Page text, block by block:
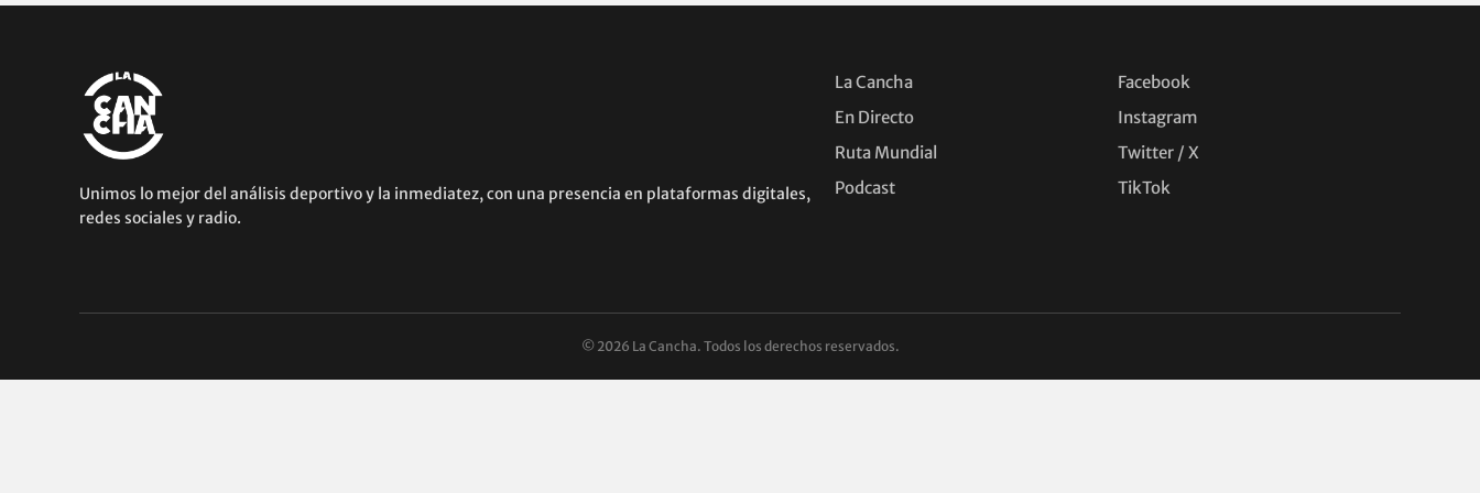
Unimos lo mejor del análisis deportivo y la inmediatez, con una presencia en plataformas digitales,
redes sociales y radio.
La Cancha
En Directo
Ruta Mundial
Podcast
Facebook
Instagram
Twitter / X
TikTok
© 2026 La Cancha. Todos los derechos reservados.